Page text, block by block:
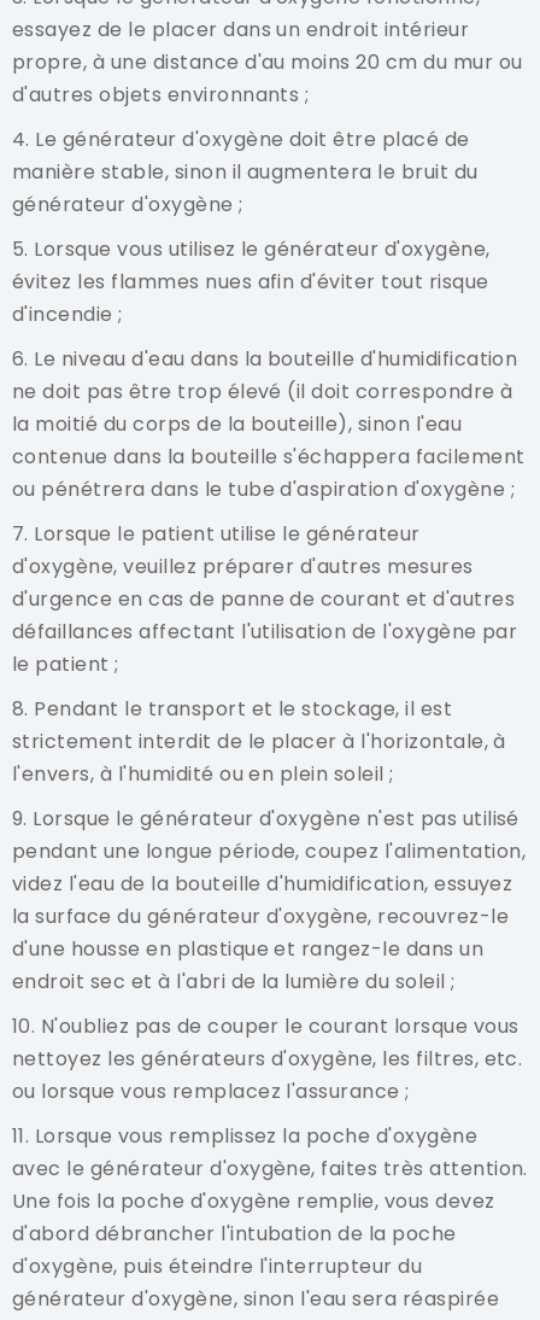
essayez de le placer dans un endroit intérieur
propre, à une distance d'au moins 20 cm du mur ou
d'autres objets environnants ;
4. Le générateur d'oxygène doit être placé de
manière stable, sinon il augmentera le bruit du
générateur d'oxygène ;
5. Lorsque vous utilisez le générateur d'oxygène,
évitez les flammes nues afin d'éviter tout risque
d'incendie ;
6. Le niveau d'eau dans la bouteille d'humidification
ne doit pas être trop élevé (il doit correspondre à
la moitié du corps de la bouteille), sinon l'eau
contenue dans la bouteille s'échappera facilement
ou pénétrera dans le tube d'aspiration d'oxygène ;
7. Lorsque le patient utilise le générateur
d'oxygène, veuillez préparer d'autres mesures
d'urgence en cas de panne de courant et d'autres
défaillances affectant l'utilisation de l'oxygène par
le patient ;
8. Pendant le transport et le stockage, il est
strictement interdit de le placer à l'horizontale, à
l'envers, à l'humidité ou en plein soleil ;
9. Lorsque le générateur d'oxygène n'est pas utilisé
pendant une longue période, coupez l'alimentation,
videz l'eau de la bouteille d'humidification, essuyez
la surface du générateur d'oxygène, recouvrez-le
d'une housse en plastique et rangez-le dans un
endroit sec et à l'abri de la lumière du soleil ;
10. N'oubliez pas de couper le courant lorsque vous
nettoyez les générateurs d'oxygène, les filtres, etc.
ou lorsque vous remplacez l'assurance ;
11. Lorsque vous remplissez la poche d'oxygène
avec le générateur d'oxygène, faites très attention.
Une fois la poche d'oxygène remplie, vous devez
d'abord débrancher l'intubation de la poche
d'oxygène, puis éteindre l'interrupteur du
générateur d'oxygène, sinon l'eau sera réaspirée